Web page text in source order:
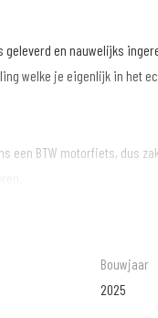
geleverd en nauwelijks
welke je eigenlijk in het
een BTW motorfiets, dus
maart 2029.
Bouwjaar
2025